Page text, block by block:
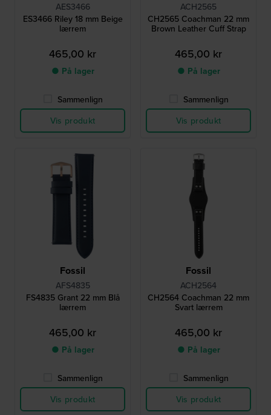
AES3466
ES3466 Riley 18 mm Beige
lærrem
465,00 kr
● På lager
Sammenlign
Vis produkt
ACH2565
CH2565 Coachman 22 mm
Brown Leather Cuff Strap
465,00 kr
● På lager
Sammenlign
Vis produkt
Fossil
AFS4835
FS4835 Grant 22 mm Blå
lærrem
465,00 kr
● På lager
Sammenlign
Vis produkt
Fossil
ACH2564
CH2564 Coachman 22 mm
Svart lærrem
465,00 kr
● På lager
Sammenlign
Vis produkt